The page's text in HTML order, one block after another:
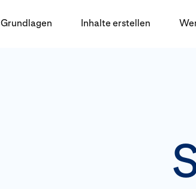
Grundlagen Inhalte erstellen